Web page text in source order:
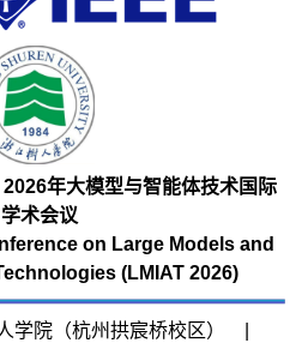
2026年大模型与智能体技术国际
学术会议
on Large Models and
(LMIAT 2026)
学院（杭州拱宸桥校区） |